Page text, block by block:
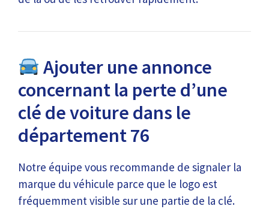
Ajouter une annonce
concernant la perte d’une
clé de voiture dans le
département 76
Notre équipe vous recommande de signaler la
marque du véhicule parce que le logo est
fréquemment visible sur une partie de la clé.